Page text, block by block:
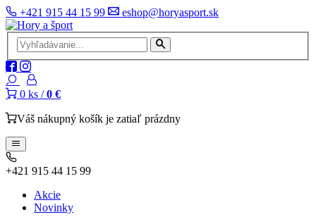
+421 915 44 15 99 eshop@horyasport.sk
0 ks / 0 €
Váš nákupný košík je zatiaľ prázdny
+421 915 44 15 99
Akcie
Novinky